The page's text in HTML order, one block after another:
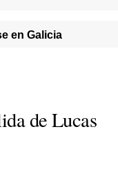
en Galicia
de Lucas